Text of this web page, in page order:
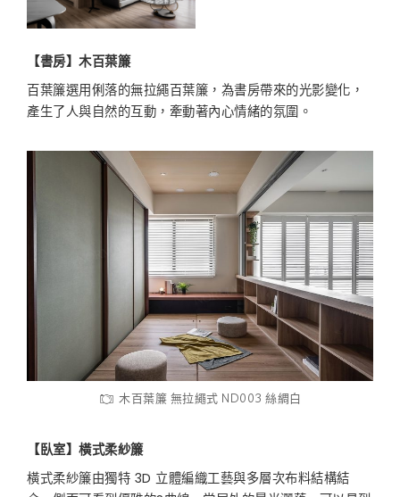
【書房】 木百葉簾
百葉簾選用俐落的無拉繩百葉簾，為書房帶來的光影變化，
產生了人與自然的互動，牽動著內心情緒的氛圍。
木百葉簾 無拉繩式 ND003 絲綢白
【臥室】橫式柔紗簾
橫式柔紗簾由獨特 3D 立體編織工藝與多層次布料結構結